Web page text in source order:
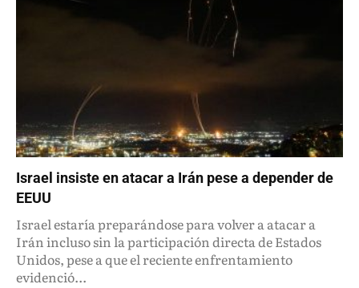
Israel insiste en atacar a Irán pese a depender de
EEUU
Israel estaría preparándose para volver a atacar a
Irán incluso sin la participación directa de Estados
Unidos, pese a que el reciente enfrentamiento
evidenció...